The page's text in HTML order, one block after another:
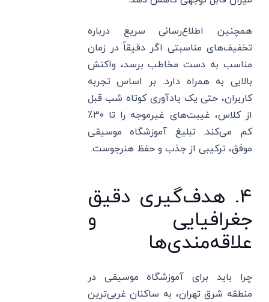
همچنین اطلاع‌رسانی سریع درباره
تخفیف‌های مناسبتی اگر دقیقاً در زمان
مناسب به دست مخاطب برسد، واکنش
بالایی به همراه دارد. بر اساس تجربه
کاربران، حتی یک یادآوری کوتاه شب قبل
از کلاس، غیبت‌های غیرموجه را تا ۳۰٪
کم می‌کند. تبلیغ آموزشگاه موسیقی
موفق، ترکیبی از جذب و حفظ هنرجوست.
۴. هدف‌گیری دقیق
جغرافیایی و
علاقه‌مندی‌ها
چرا باید برای آموزشگاه موسیقی در
منطقه شرق تهران، به ساکنان غربی‌ترین